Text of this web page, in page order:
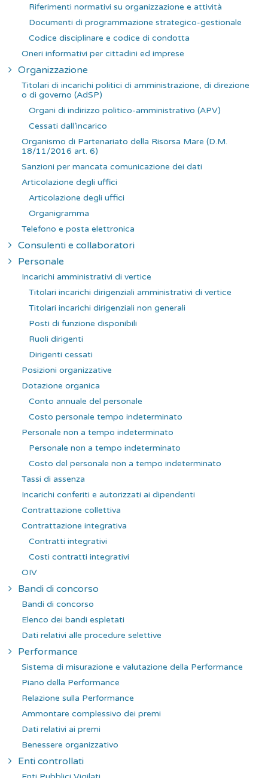
Riferimenti normativi su organizzazione e attività
Documenti di programmazione strategico-gestionale
Codice disciplinare e codice di condotta
Oneri informativi per cittadini ed imprese
Organizzazione
Titolari di incarichi politici di amministrazione, di direzione
o di governo (AdSP)
Organi di indirizzo politico-amministrativo (APV)
Cessati dall’incarico
Organismo di Partenariato della Risorsa Mare (D.M.
18/11/2016 art. 6)
Sanzioni per mancata comunicazione dei dati
Articolazione degli uffici
Articolazione degli uffici
Organigramma
Telefono e posta elettronica
Consulenti e collaboratori
Personale
Incarichi amministrativi di vertice
Titolari incarichi dirigenziali amministrativi di vertice
Titolari incarichi dirigenziali non generali
Posti di funzione disponibili
Ruoli dirigenti
Dirigenti cessati
Posizioni organizzative
Dotazione organica
Conto annuale del personale
Costo personale tempo indeterminato
Personale non a tempo indeterminato
Personale non a tempo indeterminato
Costo del personale non a tempo indeterminato
Tassi di assenza
Incarichi conferiti e autorizzati ai dipendenti
Contrattazione collettiva
Contrattazione integrativa
Contratti integrativi
Costi contratti integrativi
OIV
Bandi di concorso
Bandi di concorso
Elenco dei bandi espletati
Dati relativi alle procedure selettive
Performance
Sistema di misurazione e valutazione della Performance
Piano della Performance
Relazione sulla Performance
Ammontare complessivo dei premi
Dati relativi ai premi
Benessere organizzativo
Enti controllati